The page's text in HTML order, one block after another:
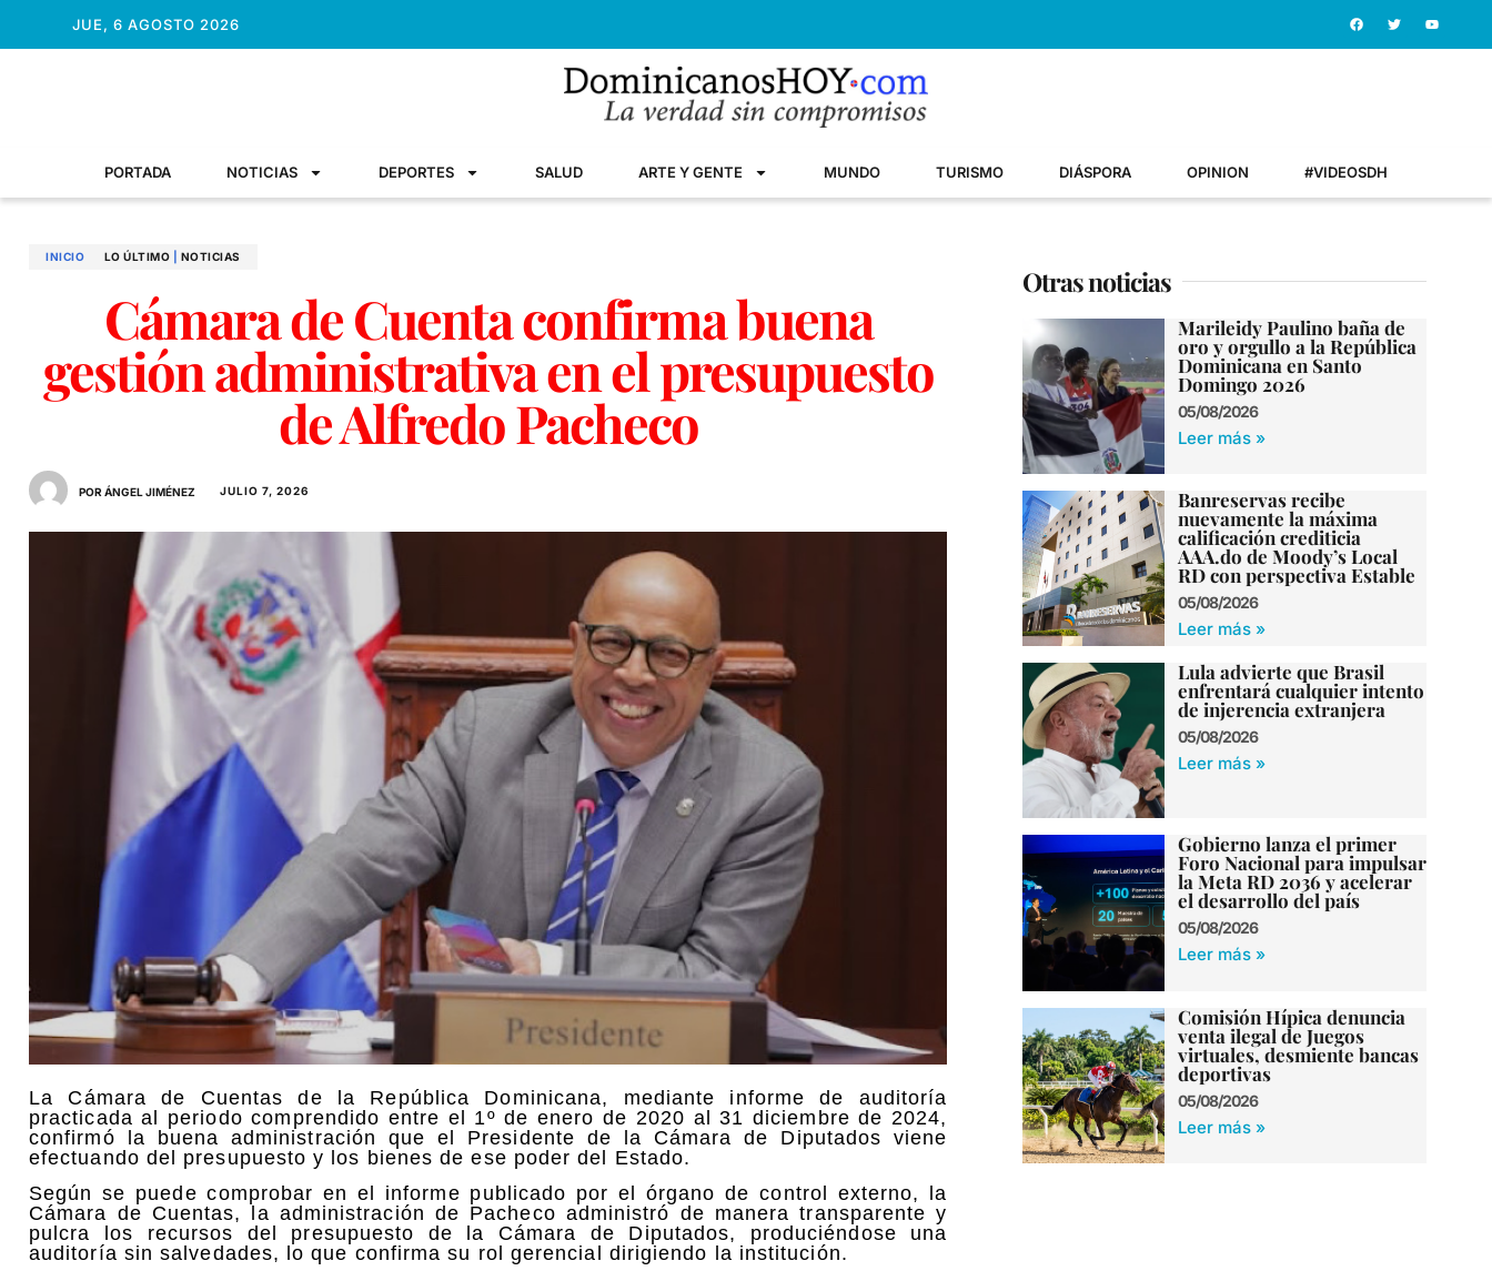
JUE, 6 AGOSTO 2026
PORTADA NOTICIAS DEPORTES SALUD ARTE Y GENTE MUNDO TURISMO DIÁSPORA OPINION #VIDEOSDH
INICIO LO ÚLTIMO NOTICIAS
Cámara de Cuenta confirma buena
gestión administrativa en el presupuesto
de Alfredo Pacheco
POR ÁNGEL JIMÉNEZ JULIO 7, 2026
La Cámara de Cuentas de la República Dominicana, mediante informe de auditoría
practicada al periodo comprendido entre el 1º de enero de 2020 al 31 diciembre de 2024,
confirmó la buena administración que el Presidente de la Cámara de Diputados viene
efectuando del presupuesto y los bienes de ese poder del Estado.
Según se puede comprobar en el informe publicado por el órgano de control externo, la
Cámara de Cuentas, la administración de Pacheco administró de manera transparente y
pulcra los recursos del presupuesto de la Cámara de Diputados, produciéndose una
auditoría sin salvedades, lo que confirma su rol gerencial dirigiendo la institución.
Otras noticias
Marileidy Paulino baña de
oro y orgullo a la República
Dominicana en Santo
Domingo 2026
05/08/2026
Leer más »
Banreservas recibe
nuevamente la máxima
calificación crediticia
AAA.do de Moody’s Local
RD con perspectiva Estable
05/08/2026
Leer más »
Lula advierte que Brasil
enfrentará cualquier intento
de injerencia extranjera
05/08/2026
Leer más »
Gobierno lanza el primer
Foro Nacional para impulsar
la Meta RD 2036 y acelerar
el desarrollo del país
05/08/2026
Leer más »
Comisión Hípica denuncia
venta ilegal de Juegos
virtuales, desmiente bancas
deportivas
05/08/2026
Leer más »